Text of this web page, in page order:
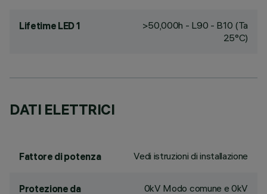
Lifetime LED 1
>50,000h - L90 - B10 (Ta
25°C)
DATI ELETTRICI
Fattore di potenza Vedi istruzioni di installazione
Protezione da
0kV Modo comune e 0kV